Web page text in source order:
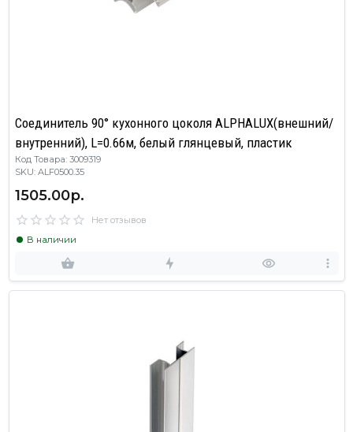
Cоединитель 90° кухонного цоколя ALPHALUX(внешний/
внутренний), L=0.66м, белый глянцевый, пластик
Код Товара: 3009319
SKU: ALF0500.35
1505.00р.
Нет отзывов
В наличии